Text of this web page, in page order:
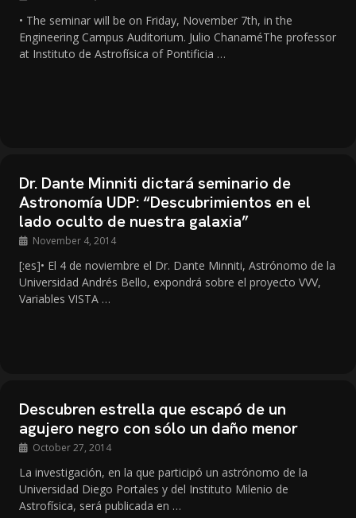
• The seminar will be on Friday, November 7th, in the
Engineering Campus Auditorium. Julio ChanaméThe professor
at Instituto de Astrofísica of Pontificia …
Dr. Dante Minniti dictará seminario de
Astronomía UDP: “Descubrimientos en el
lado oculto de nuestra galaxia”
November 4, 2014
[:es]• El 4 de noviembre el Dr. Dante Minniti, Astrónomo de la
Universidad Andrés Bello, expondrá sobre el proyecto VVV,
Variables VISTA …
Descubren estrella que escapó de un
agujero negro con sólo un daño menor
October 27, 2014
La investigación, en la que participó un astrónomo de la
Universidad Diego Portales y del Instituto Milenio de
Astrofísica, será publicada en …